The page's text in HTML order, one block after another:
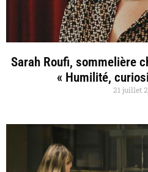
Sarah Roufi, sommelière
« Humilité,
21 juillet